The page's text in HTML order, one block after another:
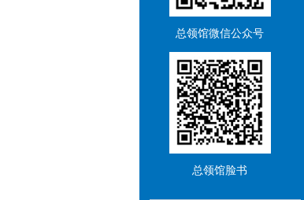
总领馆微信公众号
总领馆脸书